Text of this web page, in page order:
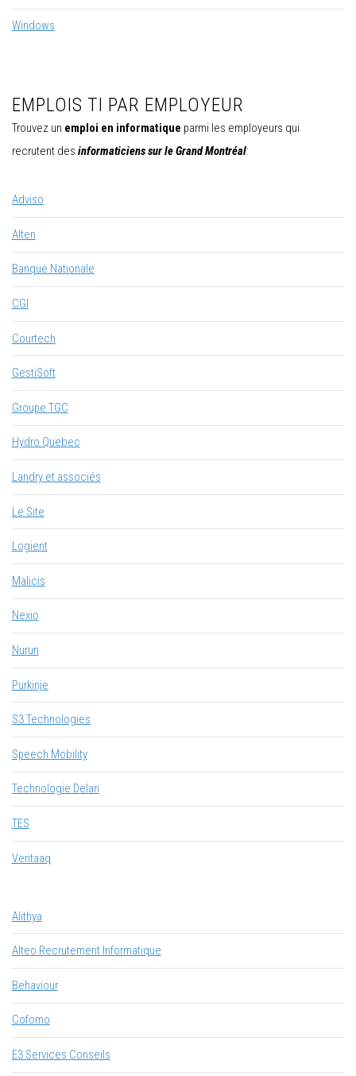
Windows
EMPLOIS TI PAR EMPLOYEUR
Trouvez un emploi en informatique parmi les employeurs qui
recrutent des informaticiens sur le Grand Montréal:
Adviso
Alten
Banque Nationale
CGI
Courtech
GestiSoft
Groupe TGC
Hydro Quebec
Landry et associés
Le Site
Logient
Malicis
Nexio
Nurun
Purkinje
S3 Technologies
Speech Mobility
Technologie Delan
TES
Veritaaq
Alithya
Alteo Recrutement Informatique
Behaviour
Cofomo
E3 Services Conseils